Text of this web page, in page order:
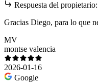
Respuesta del propietario:
Gracias Diego, para lo que
MV
montse valencia
2026-01-16
Google